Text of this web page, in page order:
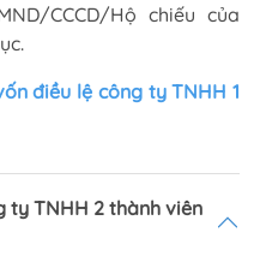
CCCD/Hộ chiếu của
điều lệ công ty TNHH 1
ty TNHH 2 thành viên